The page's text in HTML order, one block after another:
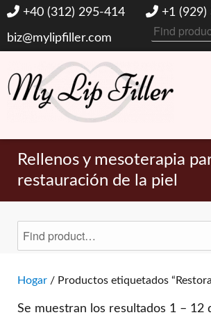
+40 (312) 295-414 +1
biz@mylipfiller.com
Buscar
por:
Mi relleno de labios
Rellenos y mesoterapia
restauración de la piel
Hogar / Productos etiquetados
Se muestran los resultados 1 – 12
Buscar
por:
Alternar filtros
MARCAS